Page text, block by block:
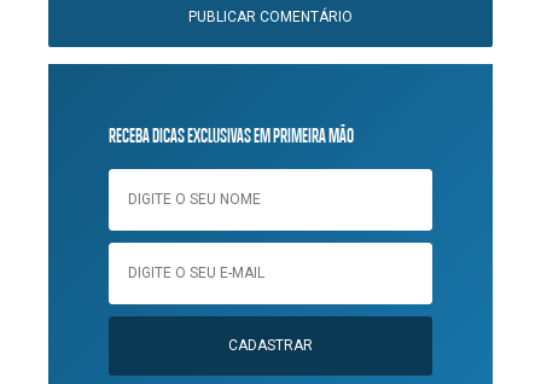
RECEBA DICAS EXCLUSIVAS EM PRIMEIRA MÃO
CADASTRAR